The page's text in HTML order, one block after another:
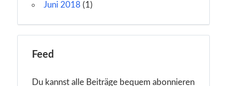
Juni 2018 (1)
Feed
Du kannst alle Beiträge bequem abonnieren